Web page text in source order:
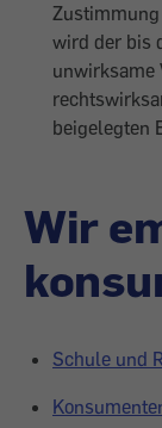
Zustimmung
wird der bis
unwirksame
beigelegten
Wir
Schule und